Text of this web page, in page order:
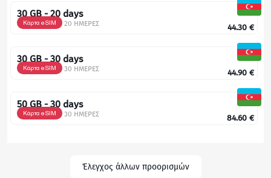
30 GB - 20 days
Κάρτα eSIM 20 ΗΜΕΡΕΣ 44.30 €
30 GB - 30 days
Κάρτα eSIM 30 ΗΜΕΡΕΣ 44.90 €
50 GB - 30 days
Κάρτα eSIM 30 ΗΜΕΡΕΣ 84.60 €
Έλεγχος άλλων προορισμών